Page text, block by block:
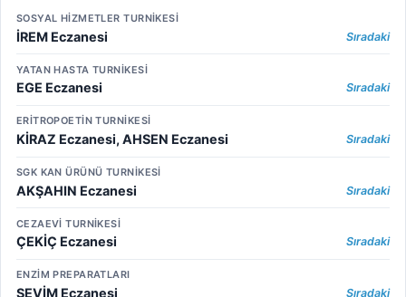
SOSYAL HİZMETLER TURNİKESİ
İREM Eczanesi Sıradaki
YATAN HASTA TURNİKESİ
EGE Eczanesi Sıradaki
ERİTROPOETİN TURNİKESİ
KİRAZ Eczanesi, AHSEN Eczanesi Sıradaki
SGK KAN ÜRÜNÜ TURNİKESİ
AKŞAHIN Eczanesi Sıradaki
CEZAEVİ TURNİKESİ
ÇEKİÇ Eczanesi Sıradaki
ENZİM PREPARATLARI
SEVİM Eczanesi Sıradaki